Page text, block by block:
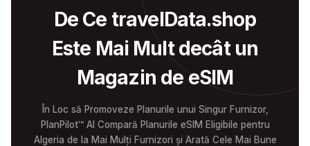
De Ce travelData.shop
Este Mai Mult decât un
Magazin de eSIM
În Loc să Promoveze Planurile unui Singur Furnizor,
PlanPilot™ AI Compară Planurile eSIM Eligibile pentru
Algeria de la Mai Mulți Furnizori și Arată Cele Mai Bune